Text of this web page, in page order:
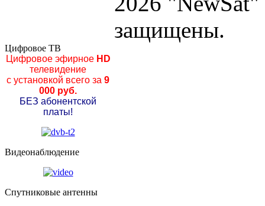
защищены.
Цифровое ТВ
Цифровое эфирноеHD
телевидение
с установкой всего за 9
000 руб.
БЕЗ абонентской
платы!
Видеонаблюдение
Спутниковые антенны